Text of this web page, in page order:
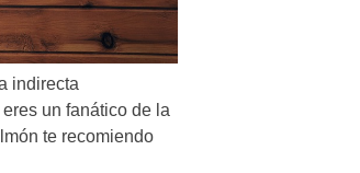
indirecta
un fanático de la
te recomiendo